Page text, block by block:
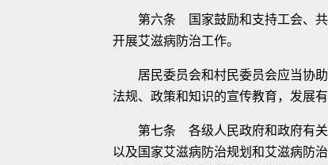
第六条 国家鼓励和支持工会、共
开展艾滋病防治工作。
居民委员会和村民委员会应当协助
法规、政策和知识的宣传教育，发展
第七条 各级人民政府和政府有关
以及国家艾滋病防治规划和艾滋病防